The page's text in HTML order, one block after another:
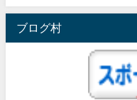
ブログ村